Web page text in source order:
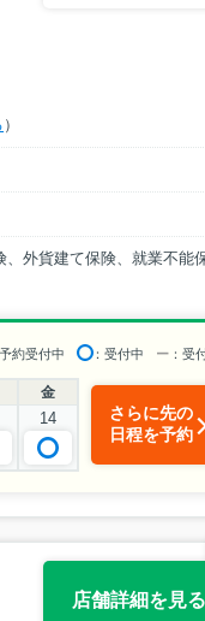
）
外貨建て保険、就業不能保
約受付中 ：受付中 ー ：受
金
14
さらに先の
日程を予約
店舗詳細を見る